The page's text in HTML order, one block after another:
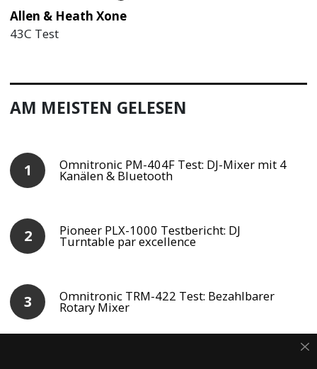
Allen & Heath Xone
43C Test
AM MEISTEN GELESEN
Omnitronic PM-404F Test: DJ-Mixer mit 4
Kanälen & Bluetooth
Pioneer PLX-1000 Testbericht: DJ
Turntable par excellence
Omnitronic TRM-422 Test: Bezahlbarer
Rotary Mixer